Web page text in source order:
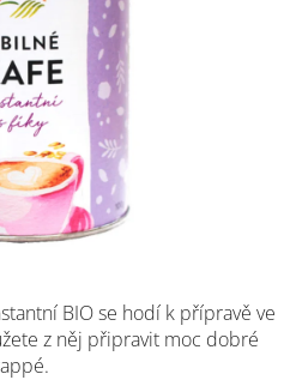
BIO se hodí k přípravě ve
z něj připravit moc dobré